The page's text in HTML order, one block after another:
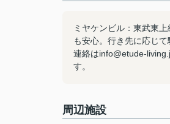
ミヤケンビル：東武東
も安心。行き先に応じ
連絡はinfo@etude-
す。
周辺施設